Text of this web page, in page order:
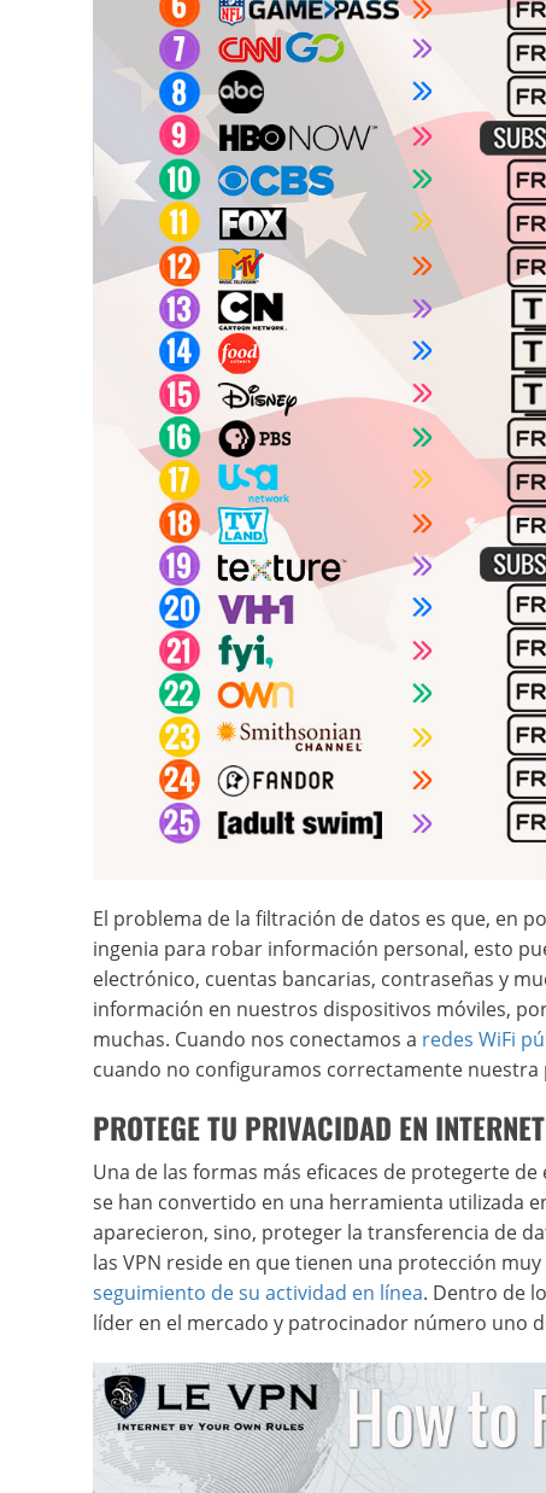
El problema de la filtración de datos es que, en
ingenia para robar información personal, esto
electrónico, cuentas bancarias, contraseñas y
información en nuestros dispositivos móviles,
muchas. Cuando nos conectamos a redes WiFi
cuando no configuramos correctamente
PROTEGE TU PRIVACIDAD EN
Una de las formas más eficaces de protegerte
se han convertido en una herramienta utilizada
aparecieron, sino, proteger la transferencia de
las VPN reside en que tienen una protección muy
seguimiento de su actividad en línea. Dentro de
líder en el mercado y patrocinador número uno